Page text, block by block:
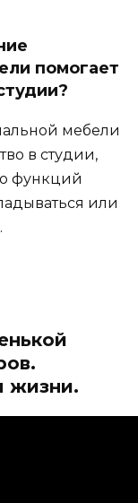
помогает
мебели
в студии,
функций
или
жизни.